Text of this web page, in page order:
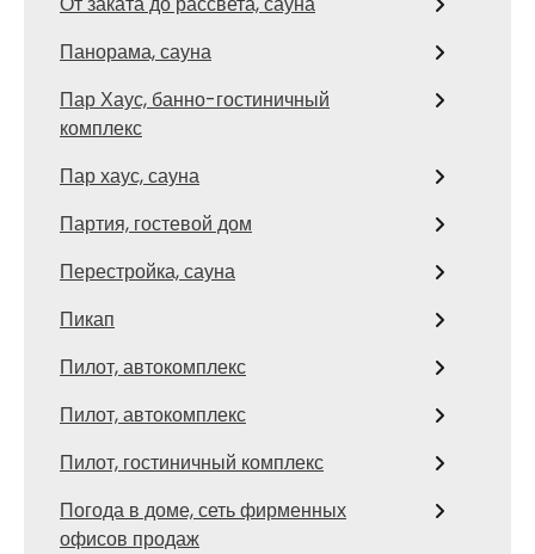
Панорама, сауна
Пар Хаус, банно-гостиничный
комплекс
Пар хаус, сауна
Партия, гостевой дом
Перестройка, сауна
Пикап
Пилот, автокомплекс
Пилот, автокомплекс
Пилот, гостиничный комплекс
Погода в доме, сеть фирменных
офисов продаж